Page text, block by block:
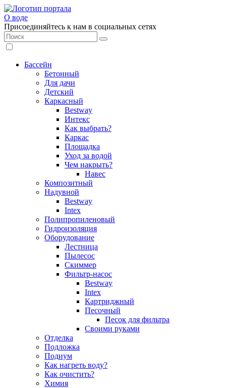
О воде
Присоединяйтесь к нам в социальных сетях
Бассейн
Бетонный
Для дачи
Детский
Каркасный
Bestway
Интекс
Как выбрать?
Каркас
Площадка
Уход за водой
Чем накрыть?
Навес
Композитный
Надувной
Bestway
Intex
Полипропиленовый
Гидроизоляция
Оборудование
Лестница
Пылесос
Скиммер
Фильтр-насос
Bestway
Intex
Картриджный
Песочный
Песок для фильтра
Своими руками
Отделка
Подложка
Подиум
Как нагреть воду?
Как очистить?
Химия